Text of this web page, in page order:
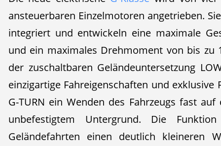
ansteuerbaren Einzelmotoren angetrieben.
integriert und entwickeln eine maximale
und ein maximales Drehmoment von bis zu
der zuschaltbaren Geländeuntersetzung
einzigartige Fahreigenschaften und exklusive
G-TURN ein Wenden des Fahrzeugs fast
unbefestigtem Untergrund. Die
Geländefahrten einen deutlich kleineren